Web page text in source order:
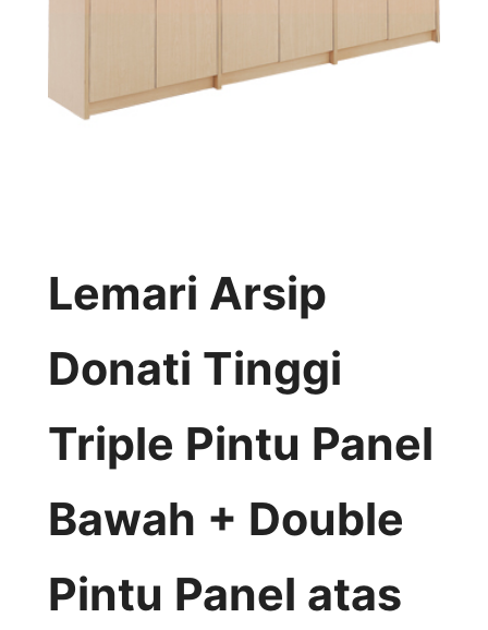
Lemari Arsip
Donati Tinggi
Triple Pintu Panel
Bawah + Double
Pintu Panel atas